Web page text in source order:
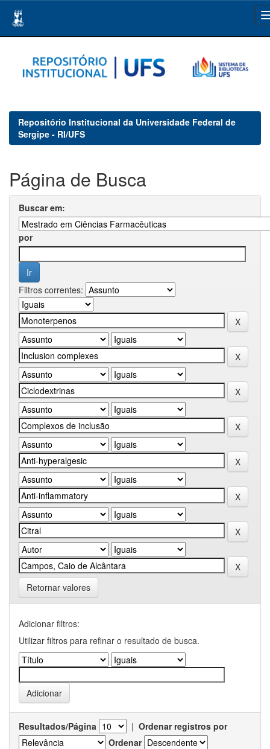
navigation
Repositório Institucional da Universidade Federal de
Sergipe - RI/UFS
Página de Busca
Buscar em:
por
Filtros correntes:
Retornar valores
Adicionar filtros:
Utilizar filtros para refinar o resultado de busca.
Resultados/Página | Ordenar registros por
Ordenar